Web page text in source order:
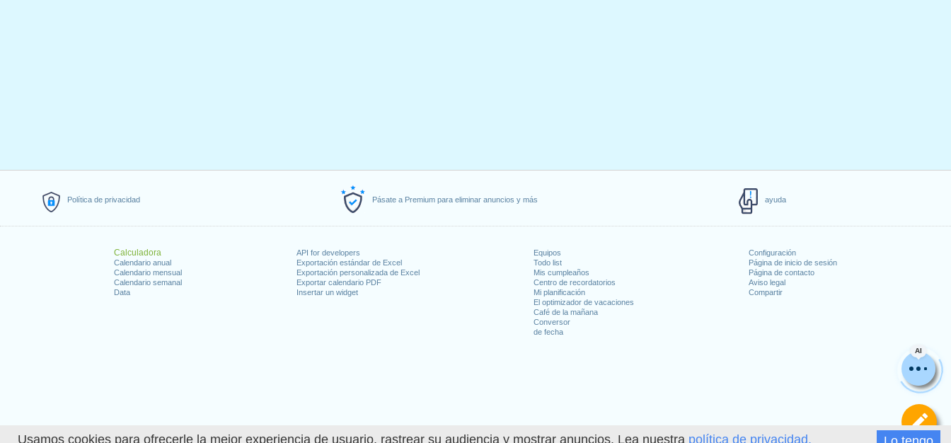
Usamos cookies para ofrecerle la mejor experiencia de usuario, rastrear su audiencia y mostrar anuncios. Lea nuestra política de privacidad.
Política de privacidad Pásate a Premium para eliminar anuncios y más ayuda
Calculadora
Calendario anual
Calendario mensual
Calendario semanal
Data
API for developers
Exportación estándar de Excel
Exportación personalizada de Excel
Exportar calendario PDF
Insertar un widget
Equipos
Todo list
Mis cumpleaños
Centro de recordatorios
Mi planificación
El optimizador de vacaciones
Café de la mañana
Conversor
de fecha
Configuración
Página de inicio de sesión
Página de contacto
Aviso legal
Compartir
AI